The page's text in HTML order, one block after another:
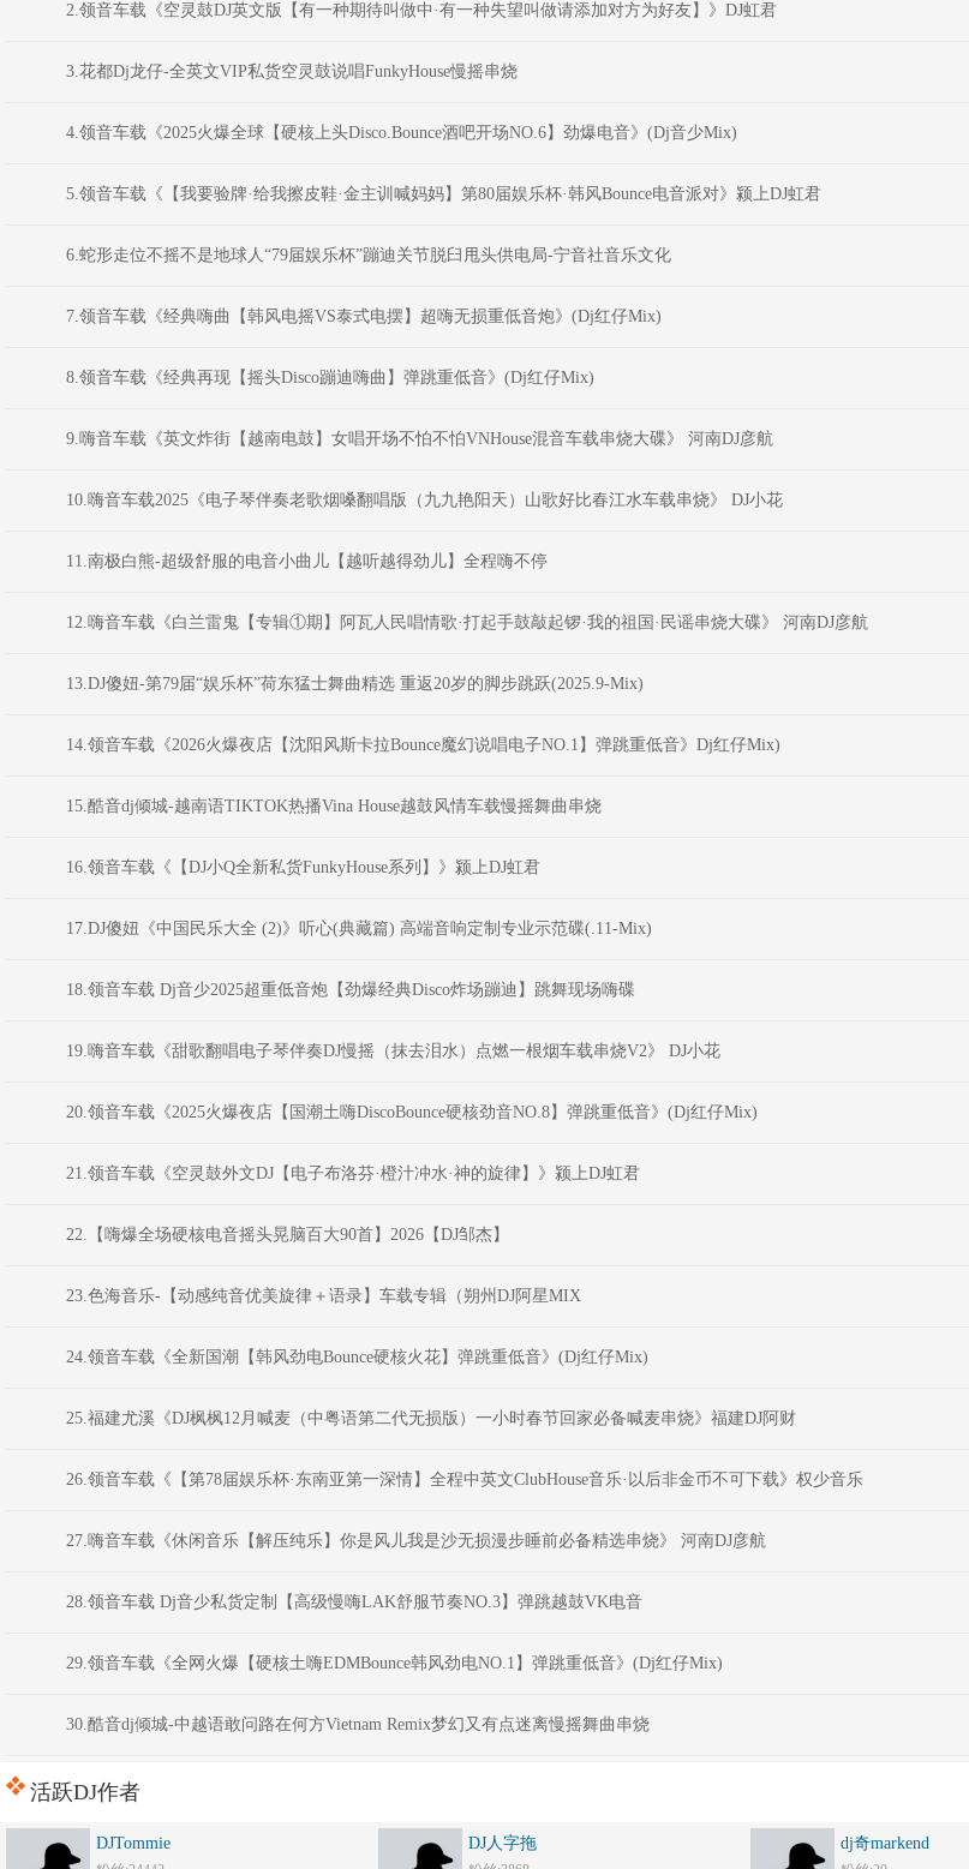
2.领音车载《空灵鼓DJ英文版【有一种期待叫做中·有一种失望叫做请添加对方为好友】》DJ虹君
3.花都Dj龙仔-全英文VIP私货空灵鼓说唱FunkyHouse慢摇串烧
4.领音车载《2025火爆全球【硬核上头Disco.Bounce酒吧开场NO.6】劲爆电音》(Dj音少Mix)
5.领音车载《【我要验牌·给我擦皮鞋·金主训喊妈妈】第80届娱乐杯·韩风Bounce电音派对》颍上DJ虹君
6.蛇形走位不摇不是地球人“79届娱乐杯”蹦迪关节脱臼甩头供电局-宁音社音乐文化
7.领音车载《经典嗨曲【韩风电摇VS泰式电摆】超嗨无损重低音炮》(Dj红仔Mix)
8.领音车载《经典再现【摇头Disco蹦迪嗨曲】弹跳重低音》(Dj红仔Mix)
9.嗨音车载《英文炸街【越南电鼓】女唱开场不怕不怕VNHouse混音车载串烧大碟》 河南DJ彦航
10.嗨音车载2025《电子琴伴奏老歌烟嗓翻唱版（九九艳阳天）山歌好比春江水车载串烧》 DJ小花
11.南极白熊-超级舒服的电音小曲儿【越听越得劲儿】全程嗨不停
12.嗨音车载《白兰雷鬼【专辑①期】阿瓦人民唱情歌·打起手鼓敲起锣·我的祖国·民谣串烧大碟》 河南DJ彦航
13.DJ傻妞-第79届“娱乐杯”荷东猛士舞曲精选 重返20岁的脚步跳跃(2025.9-Mix)
14.领音车载《2026火爆夜店【沈阳风斯卡拉Bounce魔幻说唱电子NO.1】弹跳重低音》Dj红仔Mix)
15.酷音dj倾城-越南语TIKTOK热播Vina House越鼓风情车载慢摇舞曲串烧
16.领音车载《【DJ小Q全新私货FunkyHouse系列】》颍上DJ虹君
17.DJ傻妞《中国民乐大全 (2)》听心(典藏篇) 高端音响定制专业示范碟(.11-Mix)
18.领音车载 Dj音少2025超重低音炮【劲爆经典Disco炸场蹦迪】跳舞现场嗨碟
19.嗨音车载《甜歌翻唱电子琴伴奏DJ慢摇（抹去泪水）点燃一根烟车载串烧V2》 DJ小花
20.领音车载《2025火爆夜店【国潮土嗨DiscoBounce硬核劲音NO.8】弹跳重低音》(Dj红仔Mix)
21.领音车载《空灵鼓外文DJ【电子布洛芬·橙汁冲水·神的旋律】》颍上DJ虹君
22.【嗨爆全场硬核电音摇头晃脑百大90首】2026【DJ邹杰】
23.色海音乐-【动感纯音优美旋律＋语录】车载专辑（朔州DJ阿星MIX
24.领音车载《全新国潮【韩风劲电Bounce硬核火花】弹跳重低音》(Dj红仔Mix)
25.福建尤溪《DJ枫枫12月喊麦（中粤语第二代无损版）一小时春节回家必备喊麦串烧》福建DJ阿财
26.领音车载《【第78届娱乐杯·东南亚第一深情】全程中英文ClubHouse音乐·以后非金币不可下载》权少音乐
27.嗨音车载《休闲音乐【解压纯乐】你是风儿我是沙无损漫步睡前必备精选串烧》 河南DJ彦航
28.领音车载 Dj音少私货定制【高级慢嗨LAK舒服节奏NO.3】弹跳越鼓VK电音
29.领音车载《全网火爆【硬核土嗨EDMBounce韩风劲电NO.1】弹跳重低音》(Dj红仔Mix)
30.酷音dj倾城-中越语敢问路在何方Vietnam Remix梦幻又有点迷离慢摇舞曲串烧
活跃DJ作者
DJTommie DJ人字拖 dj奇markend